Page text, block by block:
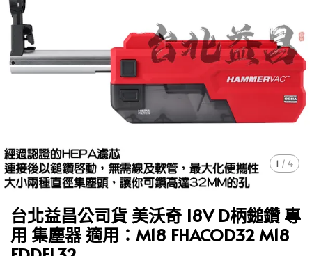
1 / 4
台北益昌公司貨 美沃奇 18V D柄鎚鑽 專
用 集塵器 適用：M18 FHACOD32 M18